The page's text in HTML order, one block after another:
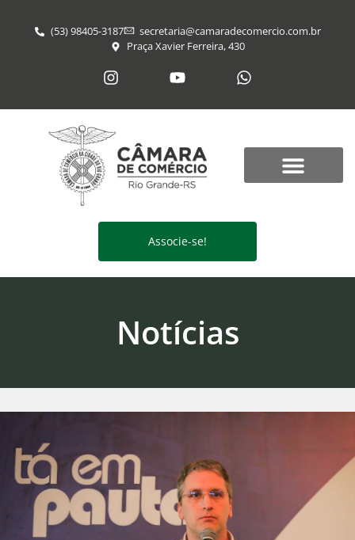
(53) 98405-3187
secretaria@​camaradecomercio.com.br
Praça Xavier Ferreira, 430
Associe-se!
Notícias